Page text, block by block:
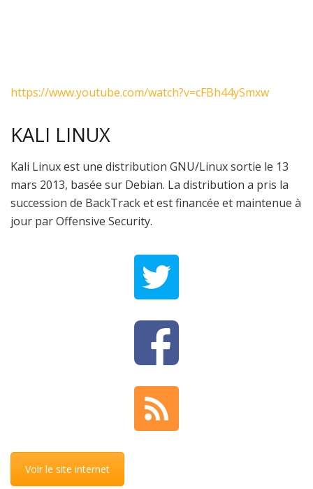
https://www.youtube.com/watch?v=cFBh44ySmxw
KALI LINUX
Kali Linux est une distribution GNU/Linux sortie le 13
mars 2013, basée sur Debian. La distribution a pris la
succession de BackTrack et est financée et maintenue à
jour par Offensive Security.
Voir le site internet